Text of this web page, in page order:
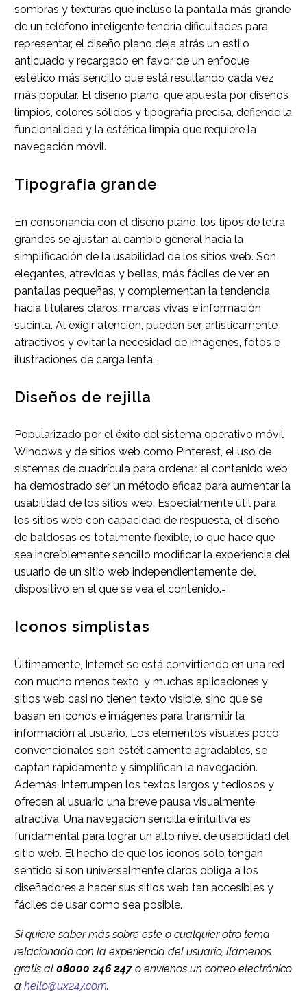
sombras y texturas que incluso la pantalla más grande
de un teléfono inteligente tendría dificultades para
representar, el diseño plano deja atrás un estilo
anticuado y recargado en favor de un enfoque
estético más sencillo que está resultando cada vez
más popular. El diseño plano, que apuesta por diseños
limpios, colores sólidos y tipografía precisa, defiende la
funcionalidad y la estética limpia que requiere la
navegación móvil.
Tipografía grande
En consonancia con el diseño plano, los tipos de letra
grandes se ajustan al cambio general hacia la
simplificación de la usabilidad de los sitios web. Son
elegantes, atrevidas y bellas, más fáciles de ver en
pantallas pequeñas, y complementan la tendencia
hacia titulares claros, marcas vivas e información
sucinta. Al exigir atención, pueden ser artísticamente
atractivos y evitar la necesidad de imágenes, fotos e
ilustraciones de carga lenta.
Diseños de rejilla
Popularizado por el éxito del sistema operativo móvil
Windows y de sitios web como Pinterest, el uso de
sistemas de cuadrícula para ordenar el contenido web
ha demostrado ser un método eficaz para aumentar la
usabilidad de los sitios web. Especialmente útil para
los sitios web con capacidad de respuesta, el diseño
de baldosas es totalmente flexible, lo que hace que
sea increíblemente sencillo modificar la experiencia del
usuario de un sitio web independientemente del
dispositivo en el que se vea el contenido.=
Iconos simplistas
Últimamente, Internet se está convirtiendo en una red
con mucho menos texto, y muchas aplicaciones y
sitios web casi no tienen texto visible, sino que se
basan en iconos e imágenes para transmitir la
información al usuario. Los elementos visuales poco
convencionales son estéticamente agradables, se
captan rápidamente y simplifican la navegación.
Además, interrumpen los textos largos y tediosos y
ofrecen al usuario una breve pausa visualmente
atractiva. Una navegación sencilla e intuitiva es
fundamental para lograr un alto nivel de usabilidad del
sitio web. El hecho de que los iconos sólo tengan
sentido si son universalmente claros obliga a los
diseñadores a hacer sus sitios web tan accesibles y
fáciles de usar como sea posible.
Si quiere saber más sobre este o cualquier otro tema
relacionado con la experiencia del usuario, llámenos
gratis al 08000 246 247o envíenos un correo electrónico
a hello@ux247.com.